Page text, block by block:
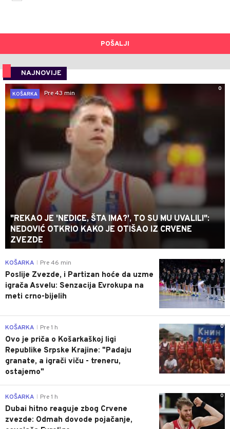
POŠALJI
NAJNOVIJE
0
KOŠARKA
Pre 43 min
"REKAO JE 'NEDICE, ŠTA IMA?', TO SU MU UVALILI":
NEDOVIĆ OTKRIO KAKO JE OTIŠAO IZ CRVENE
ZVEZDE
0
KOŠARKA Pre 46 min
Poslije Zvezde, i Partizan hoće da uzme
igrača Asvelu: Senzacija Evrokupa na
meti crno-bijelih
0
KOŠARKA Pre 1 h
Ovo je priča o Košarkaškoj ligi
Republike Srpske Krajine: "Padaju
granate, a igrači viču - treneru,
ostajemo"
0
KOŠARKA Pre 1 h
Dubai hitno reaguje zbog Crvene
zvezde: Odmah dovode pojačanje,